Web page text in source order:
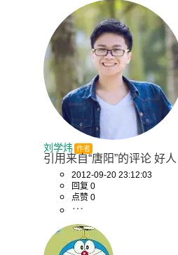
刘学炜 作者
引用来自“唐阳”的评论 好
2012-09-20 23:12:03
回复 0
点赞 0